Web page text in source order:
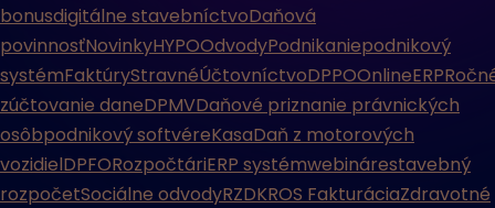
bonusdigitálne stavebníctvoDaňová
povinnosťNovinkyHYPOOdvodyPodnikaniepodnikový
systémFaktúryStravnéÚčtovníctvoDPPOOnlineERP
zúčtovanie daneDPMVDaňové priznanie právnických
osôbpodnikový softvéreKasaDaň z motorových
vozidielDPFORozpočtáriERP systémwebinárestavebný
rozpočetSociálne odvodyRZDKROS FakturáciaZdravotné